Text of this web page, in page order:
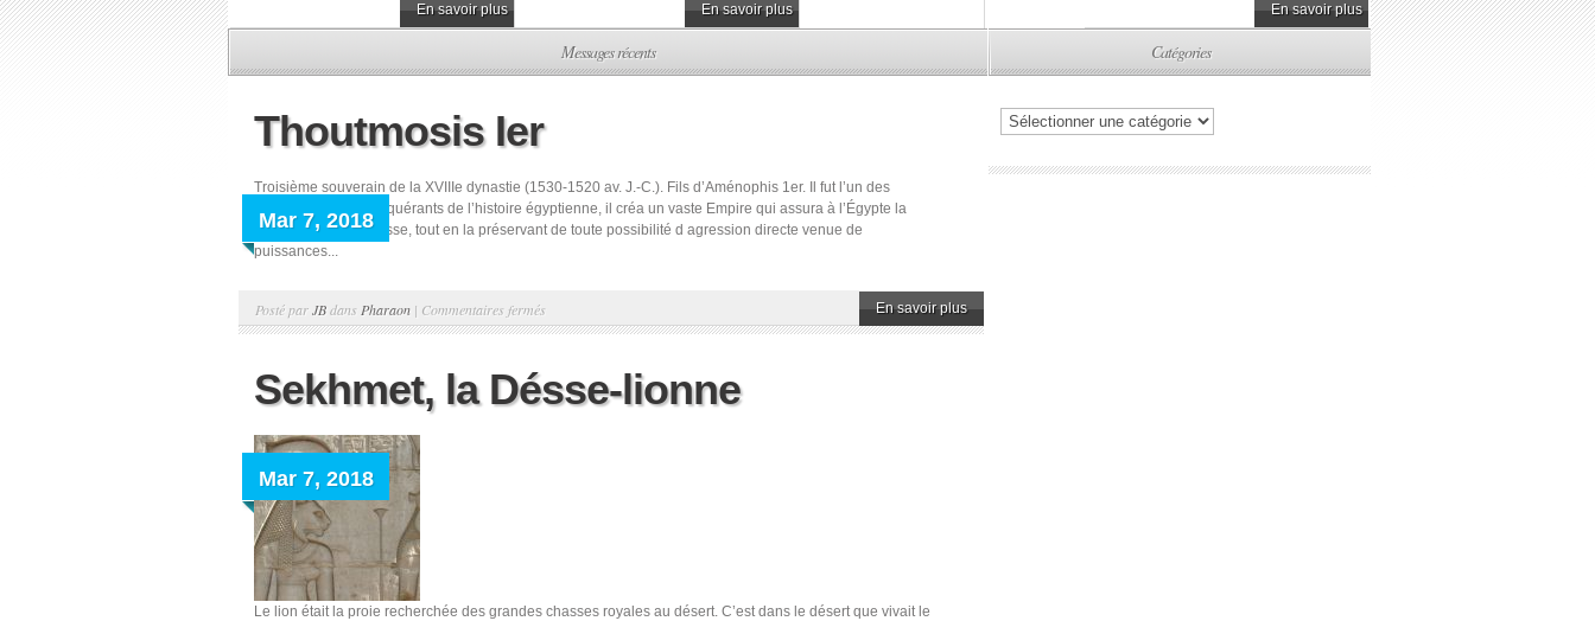
En savoir plus En savoir plus En savoir plus
Messages récents
Thoutmosis Ier
Mar 7, 2018
Troisième souverain de la XVIIIe dynastie (1530-1520 av. J.-C.). Fils d’Aménophis 1er. Il fut l’un des
premiers grands conquérants de l’histoire égyptienne, il créa un vaste Empire qui assura à l’Égypte la
prospérité et la richesse, tout en la préservant de toute possibilité d agression directe venue de
puissances...
Posté parJBdans Pharaon | Commentaires fermés
Thoutmosis
En savoir plus
Sekhmet, la Désse-lionne
Mar 7, 2018
Le lion était la proie recherchée des grandes chasses royales au désert. C’est dans le désert que vivait le
Catégories
Catégories